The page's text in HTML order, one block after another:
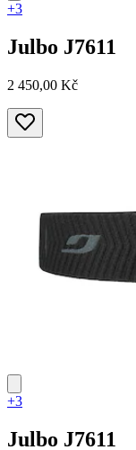
+3
Julbo J7611
2 450,00 Kč
+3
Julbo J7611